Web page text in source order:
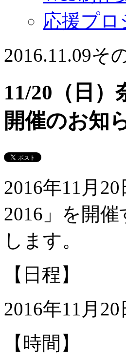
応援プロ
2016.11.09そ
11/20（日）
開催のお知
2016年11月
2016」を開
します。
【日程】
2016年11月20
【時間】